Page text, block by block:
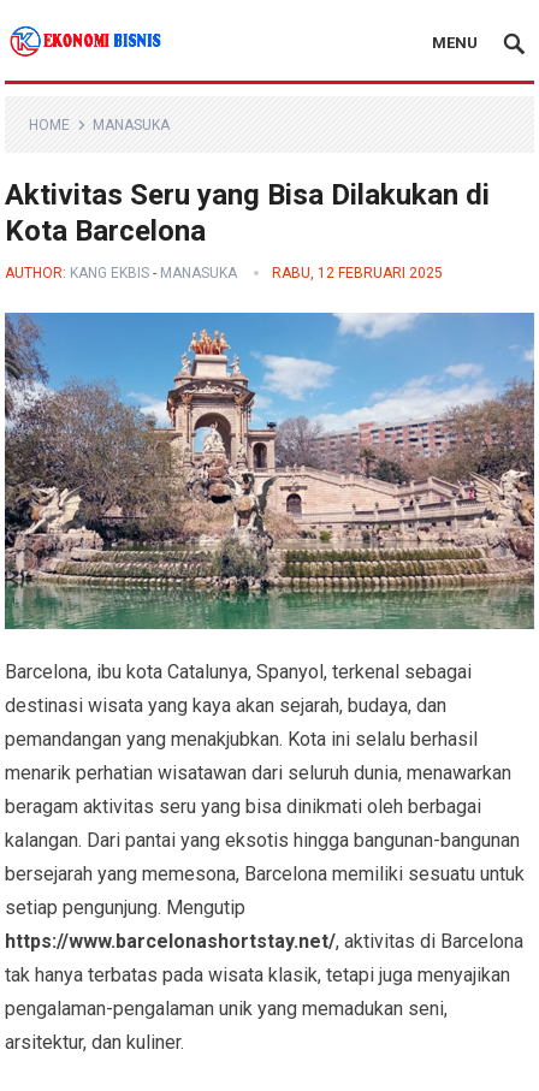
Kanal Ekonomi Bisnis
MENU
HOME MANASUKA
Aktivitas Seru yang Bisa Dilakukan di
Kota Barcelona
AUTHOR: KANG EKBIS - MANASUKA RABU, 12 FEBRUARI 2025
Barcelona, ibu kota Catalunya, Spanyol, terkenal sebagai
destinasi wisata yang kaya akan sejarah, budaya, dan
pemandangan yang menakjubkan. Kota ini selalu berhasil
menarik perhatian wisatawan dari seluruh dunia, menawarkan
beragam aktivitas seru yang bisa dinikmati oleh berbagai
kalangan. Dari pantai yang eksotis hingga bangunan-bangunan
bersejarah yang memesona, Barcelona memiliki sesuatu untuk
setiap pengunjung. Mengutip
https://www.barcelonashortstay.net/, aktivitas di Barcelona
tak hanya terbatas pada wisata klasik, tetapi juga menyajikan
pengalaman-pengalaman unik yang memadukan seni,
arsitektur, dan kuliner.